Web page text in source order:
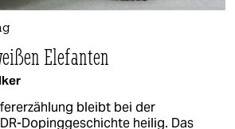
Elefanten
bleibt bei der
Dopinggeschichte heilig. Das